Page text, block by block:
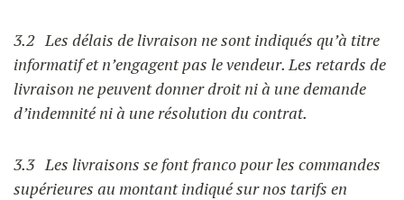
3.2 Les délais de livraison ne sont indiqués qu’à titre
informatif et n’engagent pas le vendeur. Les retards de
livraison ne peuvent donner droit ni à une demande
d’indemnité ni à une résolution du contrat.
3.3 Les livraisons se font franco pour les commandes
supérieures au montant indiqué sur nos tarifs en